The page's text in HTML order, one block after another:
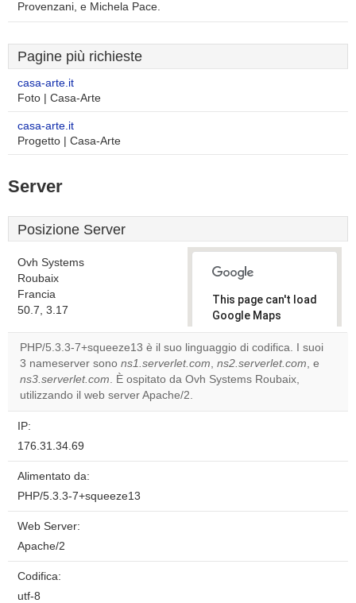
Provenzani, e Michela Pace.
Pagine più richieste
casa-arte.it
Foto | Casa-Arte
casa-arte.it
Progetto | Casa-Arte
Server
Posizione Server
Ovh Systems
Roubaix
Francia
50.7, 3.17
This page can't load
Google Maps
correctly.
Do you
own this
PHP/5.3.3-7+squeeze13 è il suo linguaggio di codifica. I suoi
3 nameserver sono ns1.serverlet.com, ns2.serverlet.com, e
ns3.serverlet.com. È ospitato da Ovh Systems Roubaix,
utilizzando il web server Apache/2.
IP:
176.31.34.69
Alimentato da:
PHP/5.3.3-7+squeeze13
Web Server:
Apache/2
Codifica:
utf-8